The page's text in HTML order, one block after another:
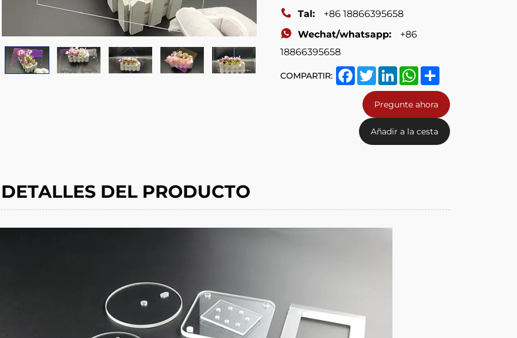
Tal:
+86 18866395658
Wechat/whatsapp:
+86
18866395658
COMPARTIR: Facebook
TwitterLinkedInWhatsApp
Share
Pregunte ahora
Añadir a la cesta
DETALLES DEL PRODUCTO